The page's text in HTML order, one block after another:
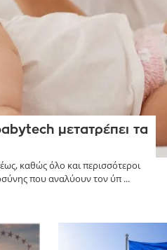
μετατρέπει τα
καθώς όλο και περισσότεροι
που αναλύουν τον ύπ ...